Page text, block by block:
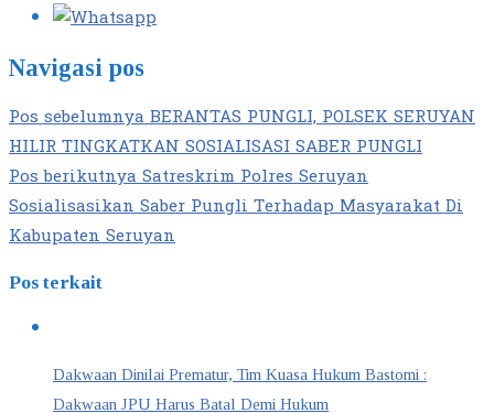
Navigasi pos
Pos sebelumnyaBERANTAS PUNGLI, POLSEK SERUYAN
HILIR TINGKATKAN SOSIALISASI SABER PUNGLI
Pos berikutnyaSatreskrim Polres Seruyan
Sosialisasikan Saber Pungli Terhadap Masyarakat Di
Kabupaten Seruyan
Pos terkait
Dakwaan Dinilai Prematur, Tim Kuasa Hukum Bastomi :
Dakwaan JPU Harus Batal Demi Hukum